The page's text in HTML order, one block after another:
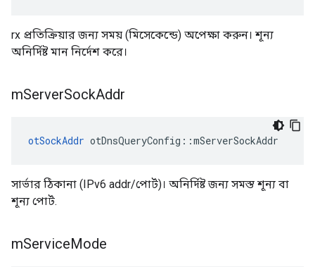
rx প্রতিক্রিয়ার জন্য সময় (মিসেকেন্ডে) অপেক্ষা করুন। শূন্য
অনির্দিষ্ট মান নির্দেশ করে।
mServerSockAddr
otSockAddr otDnsQueryConfig ::mServerSockAddr
সার্ভার ঠিকানা (IPv6 addr/পোর্ট)। অনির্দিষ্ট জন্য সমস্ত শূন্য বা
শূন্য পোর্ট.
mServiceMode